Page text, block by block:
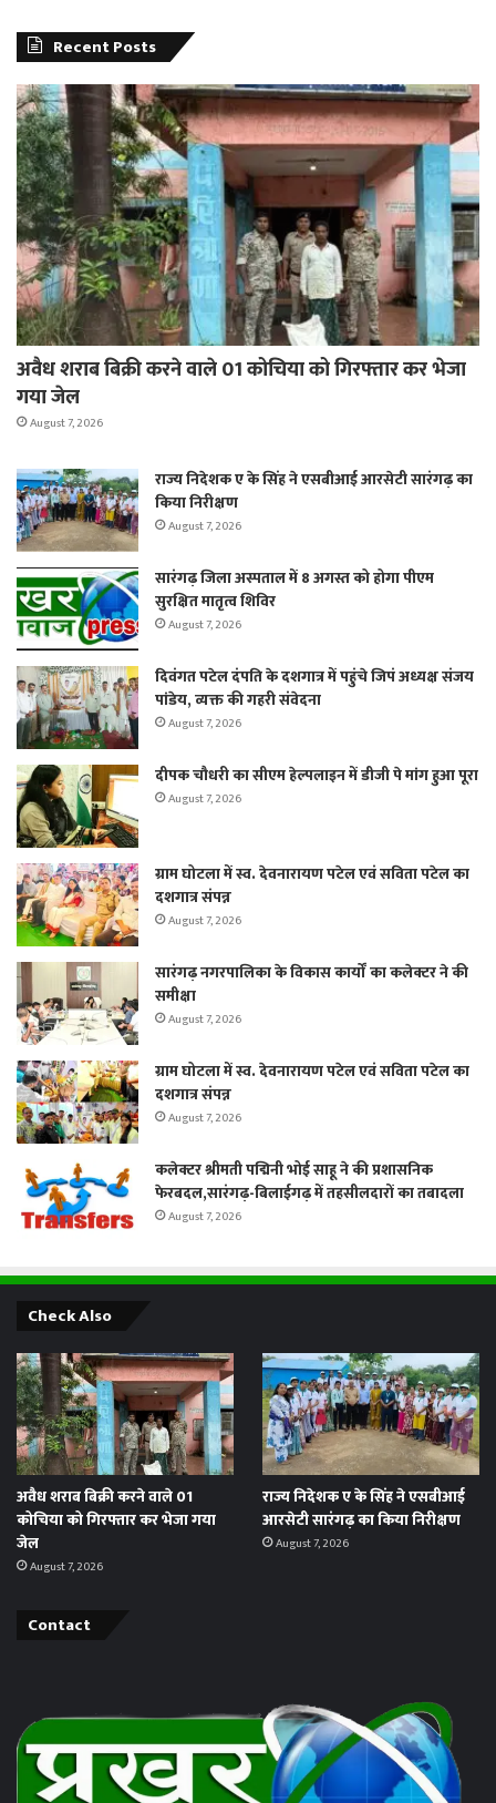
Recent Posts
अवैध शराब बिक्री करने वाले 01 कोचिया को गिरफ्तार कर भेजा
गया जेल
August 7, 2026
राज्य निदेशक ए के सिंह ने एसबीआई आरसेटी सारंगढ़ का
किया निरीक्षण
August 7, 2026
सारंगढ़ जिला अस्पताल में 8 अगस्त को होगा पीएम
सुरक्षित मातृत्व शिविर
August 7, 2026
दिवंगत पटेल दंपति के दशगात्र में पहुंचे जिपं अध्यक्ष संजय
पांडेय, व्यक्त की गहरी संवेदना
August 7, 2026
दीपक चौधरी का सीएम हेल्पलाइन में डीजी पे मांग हुआ पूरा
August 7, 2026
ग्राम घोटला में स्व. देवनारायण पटेल एवं सविता पटेल का
दशगात्र संपन्न
August 7, 2026
सारंगढ़ नगरपालिका के विकास कार्यों का कलेक्टर ने की
समीक्षा
August 7, 2026
ग्राम घोटला में स्व. देवनारायण पटेल एवं सविता पटेल का
दशगात्र संपन्न
August 7, 2026
कलेक्टर श्रीमती पद्मिनी भोई साहू ने की प्रशासनिक
फेरबदल,सारंगढ़-बिलाईगढ़ में तहसीलदारों का तबादला
August 7, 2026
Check Also
अवैध शराब बिक्री करने वाले 01
कोचिया को गिरफ्तार कर भेजा गया
जेल
August 7, 2026
राज्य निदेशक ए के सिंह ने एसबीआई
आरसेटी सारंगढ़ का किया निरीक्षण
August 7, 2026
Contact